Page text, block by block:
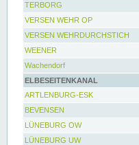
TERBORG
VERSEN WEHR OP
VERSEN WEHRDURCHSTICH
WEENER
Wachendorf
ELBESEITENKANAL
ARTLENBURG-ESK
BEVENSEN
LÜNEBURG OW
LÜNEBURG UW